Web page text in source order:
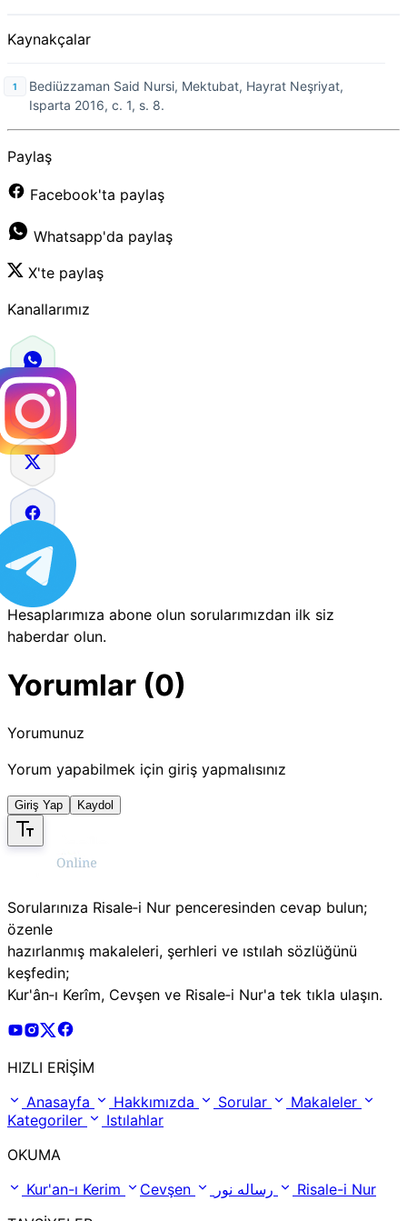
Kaynakçalar
Bediüzzaman Said Nursi, Mektubat, Hayrat Neşriyat,
Isparta 2016, c. 1, s. 8.
Paylaş
Facebook'ta paylaş
Whatsapp'da paylaş
X'te paylaş
Kanallarımız
Hesaplarımıza abone olun sorularımızdan ilk siz
haberdar olun.
Yorumlar (0)
Yorumunuz
Yorum yapabilmek için giriş yapmalısınız
Giriş Yap Kaydol
Sorularınıza Risale‑i Nur penceresinden cevap bulun;
özenle
hazırlanmış makaleleri, şerhleri ve ıstılah sözlüğünü
keşfedin;
Kur'ân‑ı Kerîm, Cevşen ve Risale‑i Nur'a tek tıkla ulaşın.
Risale Online Youtube Hesabı
Risale Online Instagram Hesabı
Risale Online X Hesabı
HIZLI ERİŞİM
Anasayfa
Hakkımızda Sorular
Makaleler
Kategoriler
Istılahlar
OKUMA
Kur'an-ı Kerim
Cevşen
Risale-i Nur